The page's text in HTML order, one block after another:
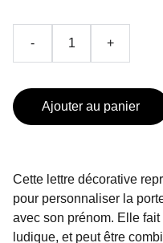
- +
Ajouter au panier
Cette lettre décorative
pour personnaliser la
avec son prénom. Elle
ludique, et peut être